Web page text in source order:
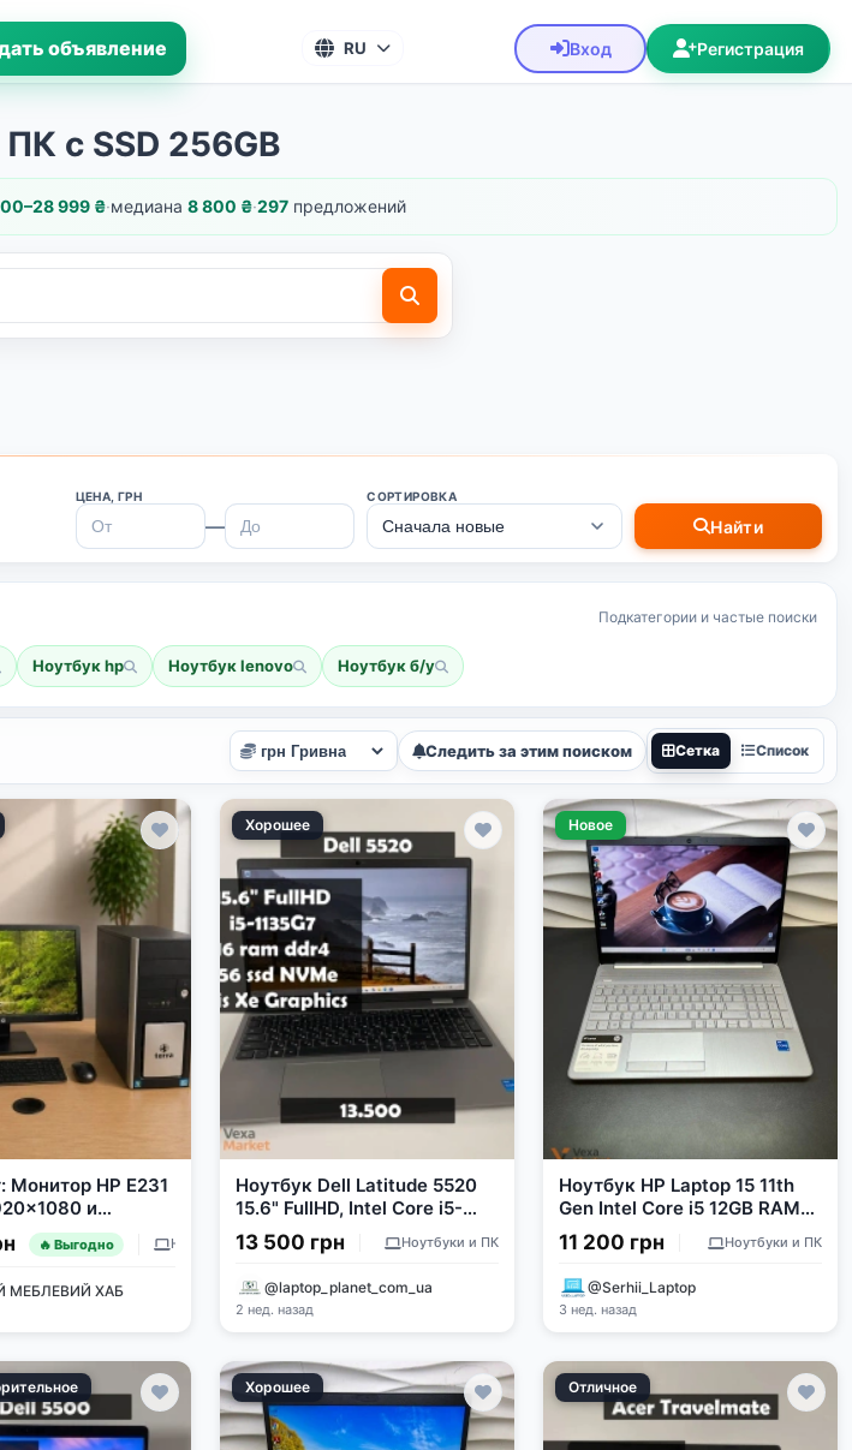
объявление RU Вход Регистрация
с SSD 256GB
999 ₴·медиана 8 800 ₴·297 предложений
ЦЕНА, ГРН
—
СОРТИРОВКА
Найти
Подкатегории и частые поиски
Ноутбук hp Ноутбук lenovo Ноутбук б/у
Следить за этим поиском Сетка Список
Монитор HP E231
и
блок (I3-540,
256GB SSD,
🔥 Выгодно
МЕБЛЕВИЙ ХАБ
Хорошее
Ноутбук Dell Latitude 5520
15.6" FullHD, Intel Core i5-
1135G7, 16GB RAM, 256GB
SSD
13 500 грн Ноутбуки и ПК
@laptop_planet_com_ua
2 нед. назад
Новое
Ноутбук HP Laptop 15 11th
Gen Intel Core i5 12GB RAM
256GB SSD Full HD
11 200 грн Ноутбуки и ПК
@Serhii_Laptop
3 нед. назад
Хорошее Отличное